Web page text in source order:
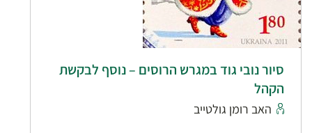
סיור נובי גוד במגרש הרוסים – נוסף לבקשת
הקהל
האב רומן גולטייב